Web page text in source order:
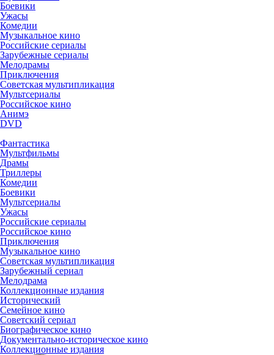
Боевики
Ужасы
Комедии
Музыкальное кино
Российские сериалы
Зарубежные сериалы
Мелодрамы
Приключения
Советская мультипликация
Мультсериалы
Российское кино
Анимэ
DVD
Фантастика
Мультфильмы
Драмы
Триллеры
Комедии
Боевики
Мультсериалы
Ужасы
Российские сериалы
Российское кино
Приключения
Музыкальное кино
Советская мультипликация
Зарубежный сериал
Мелодрама
Коллекционные издания
Исторический
Семейное кино
Советский сериал
Биографическое кино
Документально-историческое кино
Коллекционные издания